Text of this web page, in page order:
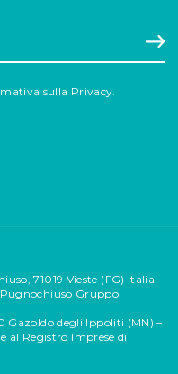
sulla Privacy.
71019 Vieste (FG) Italia
Gruppo
Gazoldo degli Ippoliti (MN) –
al Registro Imprese di